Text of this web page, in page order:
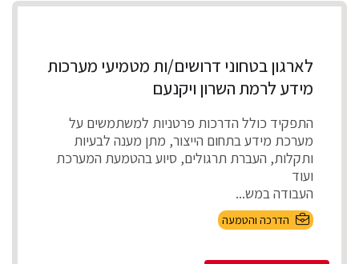
לארגון בטחוני דרושים/ות מטמיעי מערכות
מידע לרמת השרון ויקנעם
התפקיד כולל הדרכות פרטניות למשתמשים על
מערכת מידע בתחום הייצור, מתן מענה לבעיות
ותקלות, העברת תרגולים, סיוע בהטמעת המערכת
ועוד
העבודה במש...
הדרכה והטמעה